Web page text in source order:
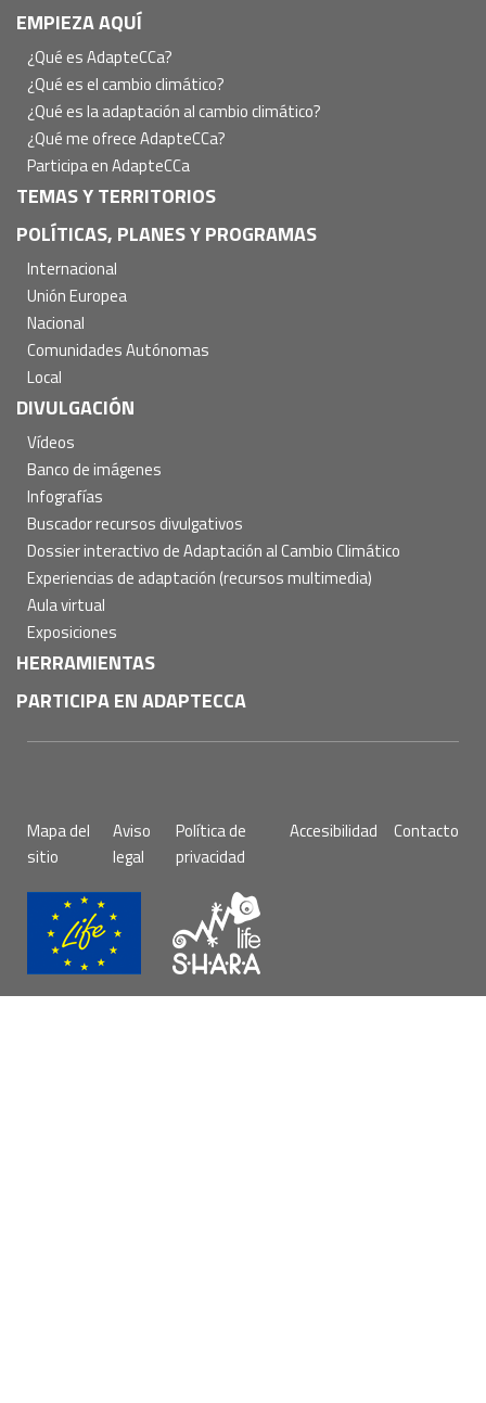
Navegación
principal
EMPIEZA AQUÍ
¿Qué es AdapteCCa?
¿Qué es el cambio climático?
¿Qué es la adaptación al cambio climático?
¿Qué me ofrece AdapteCCa?
Participa en AdapteCCa
TEMAS Y TERRITORIOS
POLÍTICAS, PLANES Y PROGRAMAS
Internacional
Unión Europea
Nacional
Comunidades Autónomas
Local
DIVULGACIÓN
Vídeos
Banco de imágenes
Infografías
Buscador recursos divulgativos
Dossier interactivo de Adaptación al Cambio Climático
Experiencias de adaptación (recursos multimedia)
Aula virtual
Exposiciones
HERRAMIENTAS
PARTICIPA EN ADAPTECCA
de
página
Mapa del
sitio
Aviso
legal
Política de
privacidad
Accesibilidad Contacto